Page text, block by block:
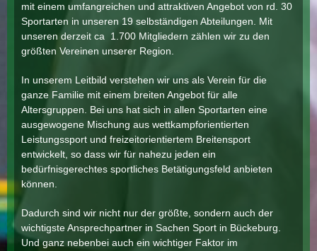
mit einem umfangreichen und attraktiven Angebot von rd. 30
Sportarten in unseren 19 selbständigen Abteilungen. Mit
unseren derzeit ca 1.700 Mitgliedern zählen wir zu den
größten Vereinen unserer Region.
In unserem Leitbild verstehen wir uns als Verein für die
ganze Familie mit einem breiten Angebot für alle
Altersgruppen. Bei uns hat sich in allen Sportarten eine
ausgewogene Mischung aus wettkampforientierten
Leistungssport und freizeitorientiertem Breitensport
entwickelt, so dass wir für nahezu jeden ein
bedürfnisgerechtes sportliches Betätigungsfeld anbieten
können.
Dadurch sind wir nicht nur der größte, sondern auch der
wichtigste Ansprechpartner in Sachen Sport in Bückeburg.
Und ganz nebenbei auch ein wichtiger Faktor im